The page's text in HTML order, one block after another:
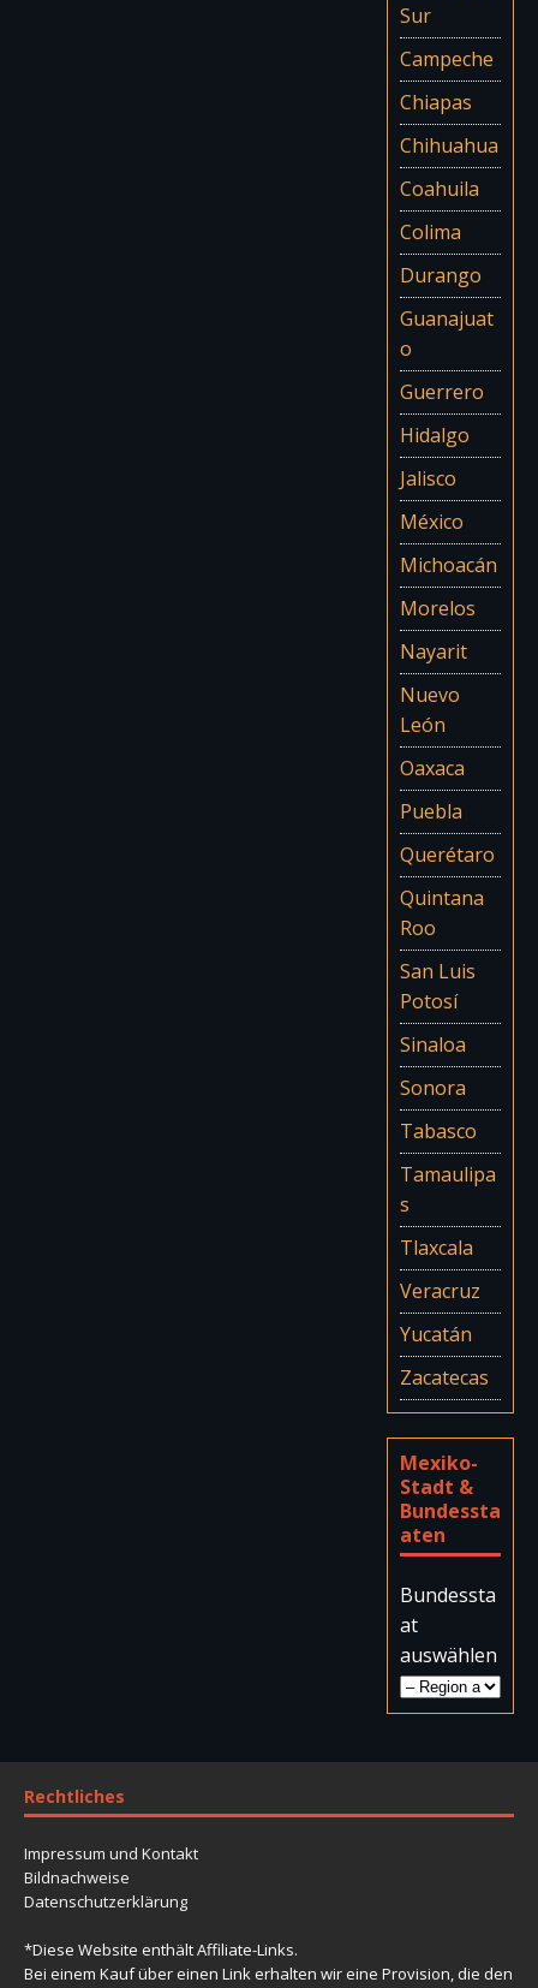
Sur
Campeche
Chiapas
Chihuahua
Coahuila
Colima
Durango
Guanajuat
o
Guerrero
Hidalgo
Jalisco
México
Michoacán
Morelos
Nayarit
Nuevo
León
Oaxaca
Puebla
Querétaro
Quintana
Roo
San Luis
Potosí
Sinaloa
Sonora
Tabasco
Tamaulipa
s
Tlaxcala
Veracruz
Yucatán
Zacatecas
Mexiko-
Stadt &
Bundessta
aten
Bundessta
at
auswählen
Rechtliches
Impressum und Kontakt
Bildnachweise
Datenschutzerklärung
*Diese Website enthält Affiliate-Links.
Bei einem Kauf über einen Link erhalten wir eine Provision, die den